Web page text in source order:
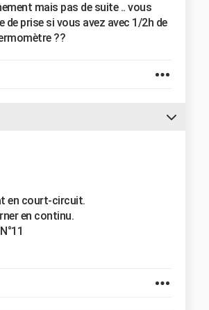
mais pas de suite .. vous
prise si vous avez avec 1/2h de
??
en court-circuit.
en continu.